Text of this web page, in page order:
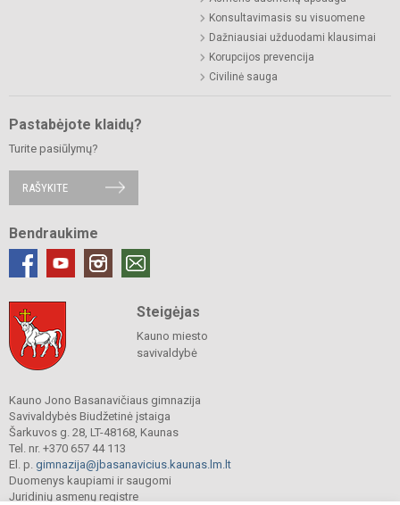
Konsultavimasis su visuomene
Dažniausiai užduodami klausimai
Korupcijos prevencija
Civilinė sauga
Pastabėjote klaidų?
Turite pasiūlymų?
RAŠYKITE
Bendraukime
Steigėjas
Kauno miesto
savivaldybė
Kauno Jono Basanavičiaus gimnazija
Savivaldybės Biudžetinė įstaiga
Šarkuvos g. 28, LT-48168, Kaunas
Tel. nr. +370 657 44 113
El. p. gimnazija@jbasanavicius.kaunas.lm.lt
Duomenys kaupiami ir saugomi
Juridinių asmenų registre